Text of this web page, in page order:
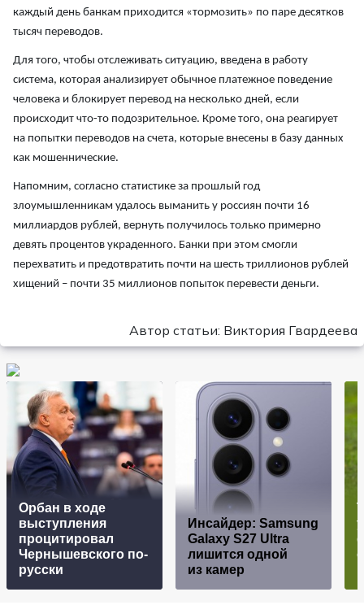
каждый день банкам приходится «тормозить» по паре десятков
тысяч переводов.
Для того, чтобы отслеживать ситуацию, введена в работу
система, которая анализирует обычное платежное поведение
человека и блокирует перевод на несколько дней, если
происходит что-то подозрительное. Кроме того, она реагирует
на попытки переводов на счета, которые внесены в базу данных
как мошеннические.
Напомним, согласно статистике за прошлый год
злоумышленникам удалось выманить у россиян почти 16
миллиардов рублей, вернуть получилось только примерно
девять процентов украденного. Банки при этом смогли
перехватить и предотвратить почти на шесть триллионов рублей
хищений – почти 35 миллионов попыток перевести деньги.
Автор статьи: Виктория Гвардеева
Орбан в ходе
выступления
процитировал
Чернышевского по-
русски
Инсайдер: Samsung
Galaxy S27 Ultra
лишится одной
из камер